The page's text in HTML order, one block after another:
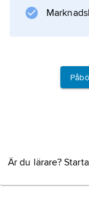
krävdes för
Är du lärare?